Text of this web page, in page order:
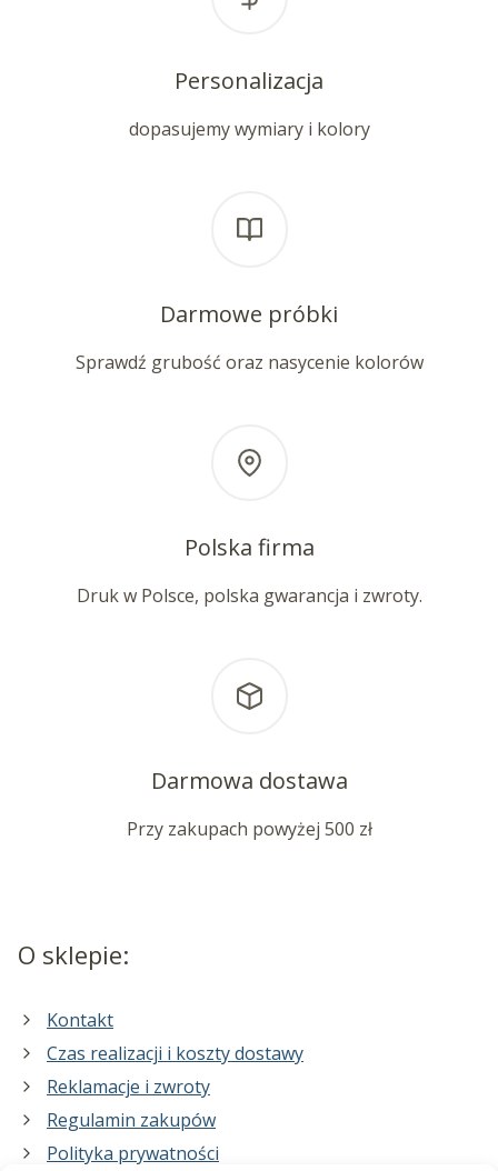
Personalizacja
dopasujemy wymiary i kolory
Darmowe próbki
Sprawdź grubość oraz nasycenie kolorów
Polska firma
Druk w Polsce, polska gwarancja i zwroty.
Darmowa dostawa
Przy zakupach powyżej 500 zł
O sklepie:
Kontakt
Czas realizacji i koszty dostawy
Reklamacje i zwroty
Regulamin zakupów
Polityka prywatności